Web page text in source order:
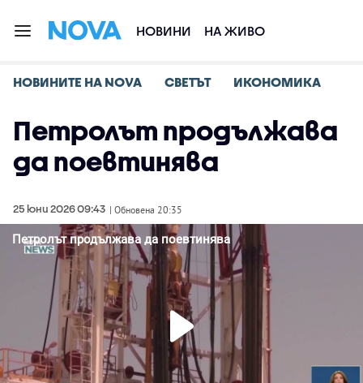
НОВИНИ НА ЖИВО
НОВИНИТЕ НА NOVA СВЕТЪТ ИКОНОМИКА
Петролът продължава
да поевтинява
25 юни 2026 09:43 | Обновена 20:35